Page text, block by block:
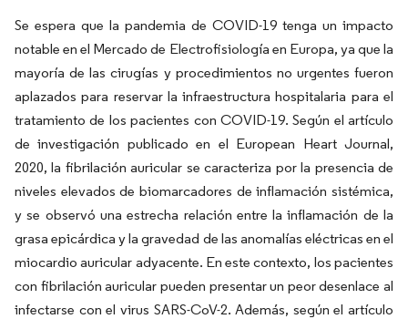
Se espera que la pandemia de COVID-19 tenga un impacto
notable en el Mercado de Electrofisiología en Europa, ya que la
mayoría de las cirugías y procedimientos no urgentes fueron
aplazados para reservar la infraestructura hospitalaria para el
tratamiento de los pacientes con COVID-19. Según el artículo
de investigación publicado en el European Heart Journal,
2020, la fibrilación auricular se caracteriza por la presencia de
niveles elevados de biomarcadores de inflamación sistémica,
y se observó una estrecha relación entre la inflamación de la
grasa epicárdica y la gravedad de las anomalías eléctricas en el
miocardio auricular adyacente. En este contexto, los pacientes
con fibrilación auricular pueden presentar un peor desenlace al
infectarse con el virus SARS-CoV-2. Además, según el artículo